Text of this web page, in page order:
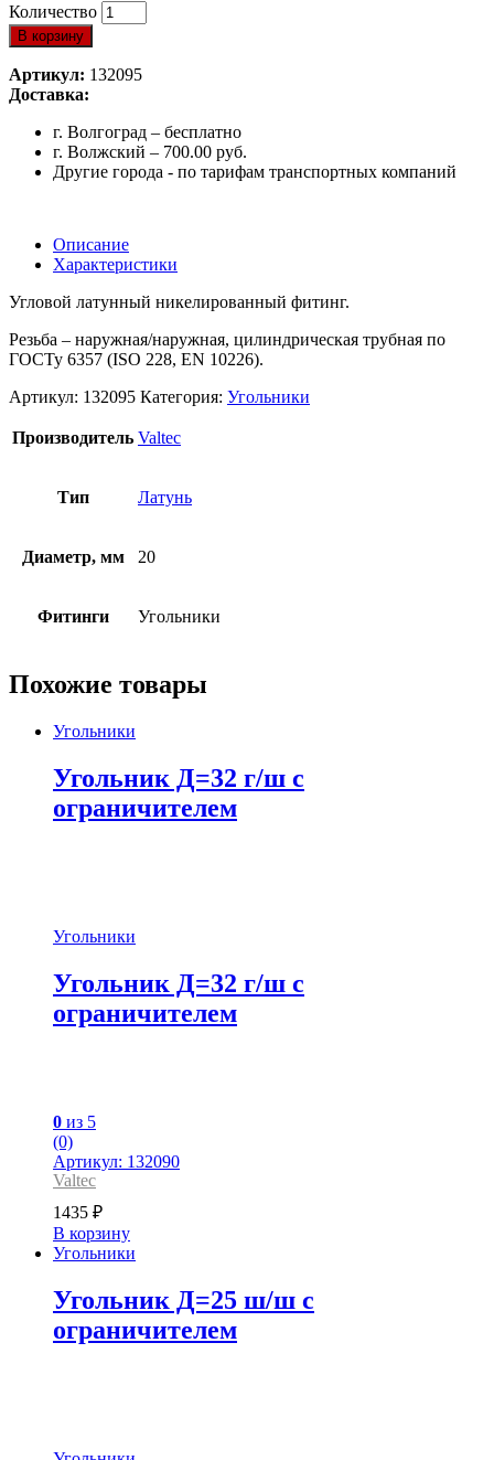
Количество
В корзину
Артикул: 132095
Доставка:
г. Волгоград – бесплатно
г. Волжский – 700.00 руб.
Другие города - по тарифам транспортных компаний
Описание
Характеристики
Угловой латунный никелированный фитинг.
Резьба – наружная/наружная, цилиндрическая трубная по
ГОСТу 6357 (ISO 228, EN 10226).
Артикул: 132095 Категория: Угольники
Производитель Valtec
Тип Латунь
Диаметр, мм 20
Фитинги Угольники
Похожие товары
Угольники
Угольник Д=32 г/ш с
ограничителем
Угольники
Угольник Д=32 г/ш с
ограничителем
0 из 5
(0)
Артикул: 132090
Valtec
1435 ₽
В корзину
Угольники
Угольник Д=25 ш/ш с
ограничителем